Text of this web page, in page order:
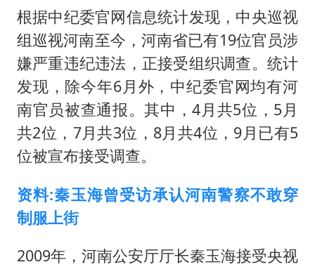
根据中纪委官网信息统计发现，中央巡视
组巡视河南至今，河南省已有19位官员涉
嫌严重违纪违法，正接受组织调查。统计
发现，除今年6月外，中纪委官网均有河
南官员被查通报。其中，4月共5位，5月
共2位，7月共3位，8月共4位，9月已有5
位被宣布接受调查。
资料:秦玉海曾受访承认河南警察不敢穿
制服上街
2009年，河南公安厅厅长秦玉海接受央视